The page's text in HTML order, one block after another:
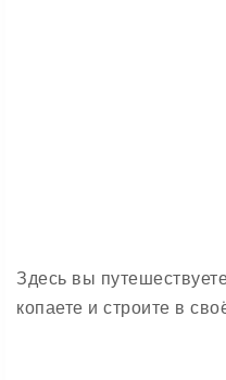
Здесь вы
копаете и строите в